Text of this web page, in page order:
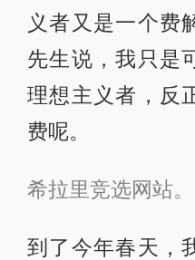
义者又是一个费
先生说，我只是
理想主义者，反
费呢。
希拉里竞选网站。
到了今年春天，